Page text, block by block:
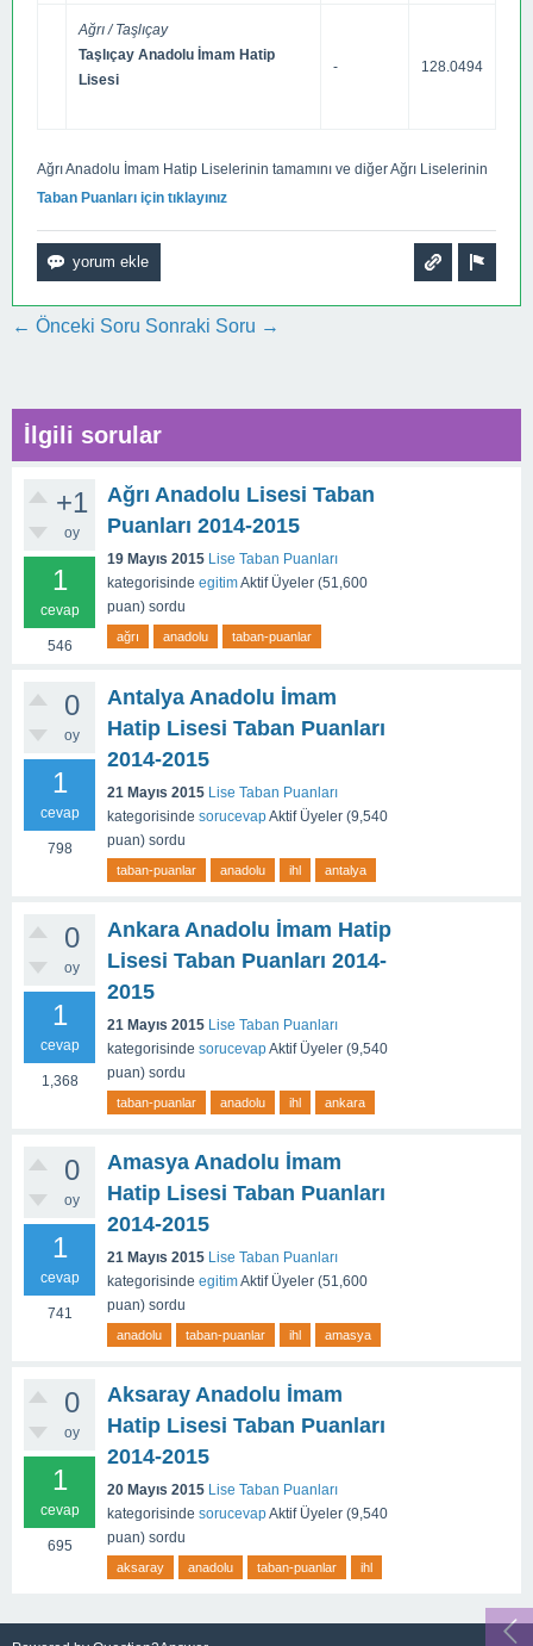
Ağrı / Taşlıçay
Taşlıçay Anadolu İmam Hatip
Lisesi
- 128.0494
Ağrı Anadolu İmam Hatip Liselerinin tamamını ve diğer Ağrı Liselerinin
Taban Puanları için tıklayınız
← Önceki Soru Sonraki Soru →
İlgili sorular
+1
oy
1
cevap
546
Ağrı Anadolu Lisesi Taban
Puanları 2014-2015
19 Mayıs 2015 Lise Taban Puanları
kategorisinde egitimAktif Üyeler (51,600
puan) sordu
ağrı anadolu taban-puanlar
0
oy
1
cevap
798
Antalya Anadolu İmam
Hatip Lisesi Taban Puanları
2014-2015
21 Mayıs 2015 Lise Taban Puanları
kategorisinde sorucevapAktif Üyeler (9,540
puan) sordu
taban-puanlar anadolu ihl antalya
0
oy
1
cevap
1,368
Ankara Anadolu İmam Hatip
Lisesi Taban Puanları 2014-
2015
21 Mayıs 2015 Lise Taban Puanları
kategorisinde sorucevapAktif Üyeler (9,540
puan) sordu
taban-puanlar anadolu ihl ankara
0
oy
1
cevap
741
Amasya Anadolu İmam
Hatip Lisesi Taban Puanları
2014-2015
21 Mayıs 2015 Lise Taban Puanları
kategorisinde egitimAktif Üyeler (51,600
puan) sordu
anadolu taban-puanlar ihl amasya
0
oy
1
cevap
695
Aksaray Anadolu İmam
Hatip Lisesi Taban Puanları
2014-2015
20 Mayıs 2015 Lise Taban Puanları
kategorisinde sorucevapAktif Üyeler (9,540
puan) sordu
aksaray anadolu taban-puanlar ihl